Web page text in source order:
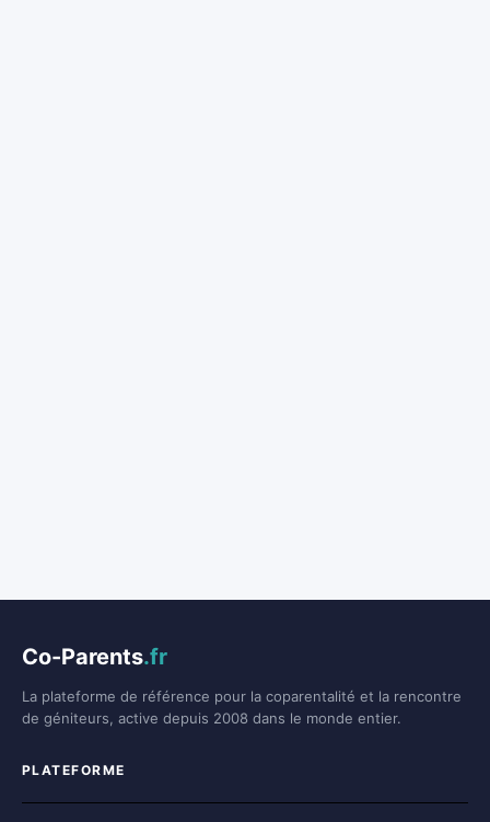
Co-Parents.fr
La plateforme de référence pour la coparentalité et la rencontre
de géniteurs, active depuis 2008 dans le monde entier.
PLATEFORME